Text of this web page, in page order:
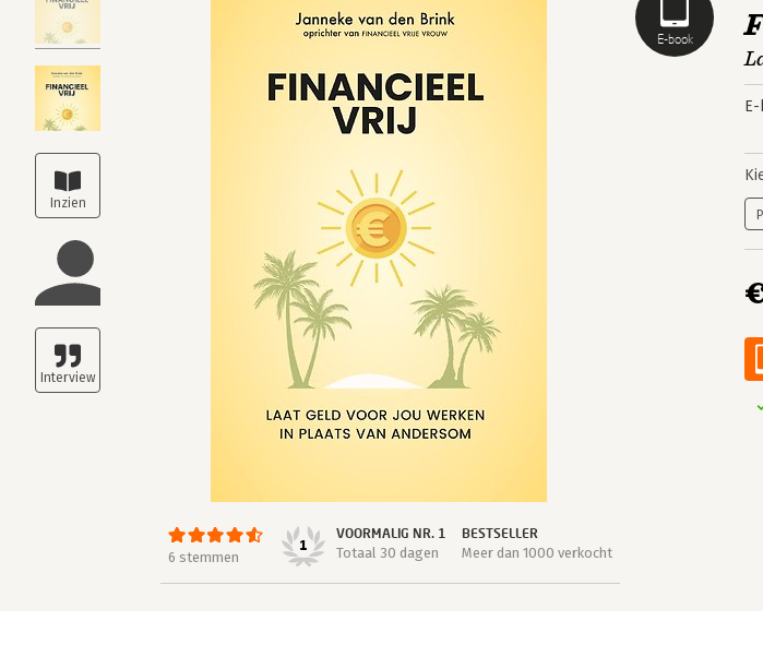
E-book
6 stemmen
1
VOORMALIG NR. 1
Totaal 30 dagen
BESTSELLER
Meer dan 1000 verkocht